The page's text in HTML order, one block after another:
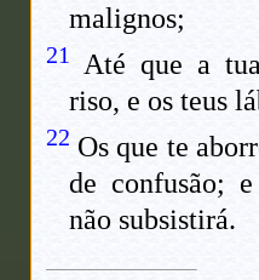
malignos;
21
Até que a
riso, e os teus
22 Os que te
de confusão;
não subsistirá.